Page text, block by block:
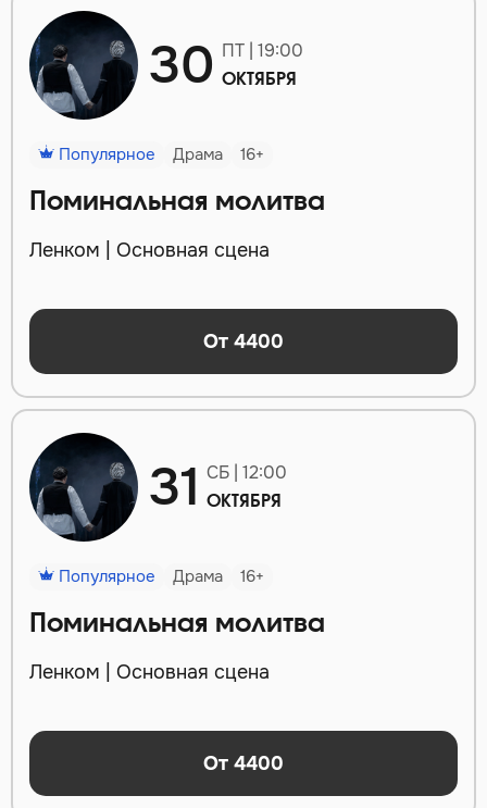
30 ПТ | 19:00
ОКТЯБРЯ
Популярное Драма 16+
Поминальная молитва
Ленком | Основная сцена
От 4400
31 СБ | 12:00
ОКТЯБРЯ
Популярное Драма 16+
Поминальная молитва
Ленком | Основная сцена
От 4400